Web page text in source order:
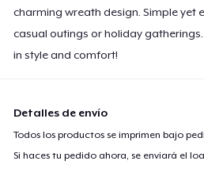
charming wreath design. Simple yet
casual outings or holiday
in style and comfort!
Detalles de envío
Todos los productos se imprimen bajo
Si haces tu pedido ahora, se enviará el